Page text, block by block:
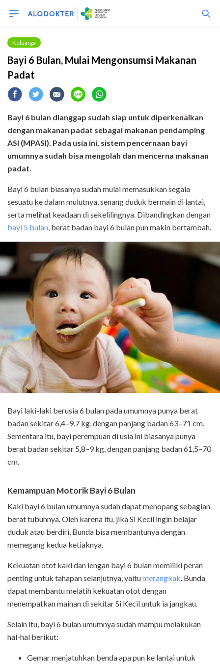
Keluarga
Bayi 6 Bulan, Mulai Mengonsumsi Makanan
Padat
Bayi 6 bulan dianggap sudah siap untuk diperkenalkan
dengan makanan padat sebagai makanan pendamping
ASI (MPASI). Pada usia ini, sistem pencernaan bayi
umumnya sudah bisa mengolah dan mencerna makanan
padat.
Bayi 6 bulan biasanya sudah mulai memasukkan segala
sesuatu ke dalam mulutnya, senang duduk bermain di lantai,
serta melihat keadaan di sekelilingnya. Dibandingkan dengan
bayi 5 bulan, berat badan bayi 6 bulan pun makin bertambah.
Bayi laki-laki berusia 6 bulan pada umumnya punya berat
badan sekitar 6,4–9,7 kg, dengan panjang badan 63–71 cm.
Sementara itu, bayi perempuan di usia ini biasanya punya
berat badan sekitar 5,8–9 kg, dengan panjang badan 61,5–70
cm.
Kemampuan Motorik Bayi 6 Bulan
Kaki bayi 6 bulan umumnya sudah dapat menopang sebagian
berat tubuhnya. Oleh karena itu, jika Si Kecil ingin belajar
duduk atau berdiri, Bunda bisa membantunya dengan
memegang kedua ketiaknya.
Kekuatan otot kaki dan lengan bayi 6 bulan memiliki peran
penting untuk tahapan selanjutnya, yaitumerangkak. Bunda
dapat membantu melatih kekuatan otot dengan
menempatkan mainan di sekitar Si Kecil untuk ia jangkau.
Selain itu, bayi 6 bulan umumnya sudah mampu melakukan
hal-hal berikut:
Gemar menjatuhkan benda apa pun ke lantai untuk